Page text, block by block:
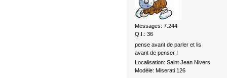
Messages: 7.244
Q.I.: 36
pense avant de parler et lis
avant de penser !
Localisation: Saint Jean Nivers
Modèle: Miserati 126